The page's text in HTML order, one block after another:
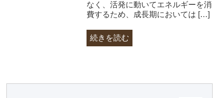
なく、活発に動いてエネルギーを消
費するため、成長期においては […]
続きを読む